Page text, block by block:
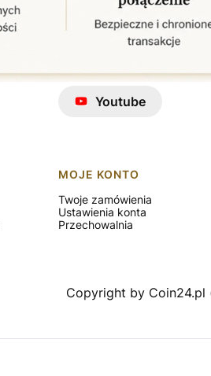
Youtube
MOJE KONTO
Twoje zamówienia
Ustawienia konta
Przechowalnia
Copyright by